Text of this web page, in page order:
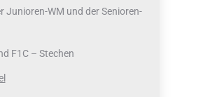
Junioren-WM und der Senioren-
F1C – Stechen